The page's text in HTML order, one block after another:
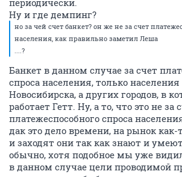
периодически.
Ну и где демпинг?
но за чей счет банкет? он же не за счет
населения, как правильно заметил Леша
....?
Банкет в данном случае за счет
спроса населения, только населения
Новосибирска, а других городов, в
работает Гетт. Ну, а то, что это не за
платежеспособного спроса
дак это дело времени, на рынок как-
и заходят они так как знают и
обычно, хотя подобное мы уже
в данном случае цели проводимой